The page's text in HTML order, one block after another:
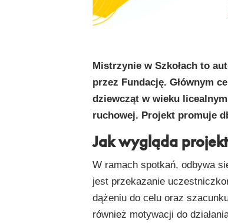
Mistrzynie w Szkołach to
przez Fundację. Głównym
dziewcząt w wieku
ruchowej. Projekt promuje
Jak wygląda
W ramach spotkań, odbywa
jest przekazanie
dążeniu do celu oraz
również motywacji do